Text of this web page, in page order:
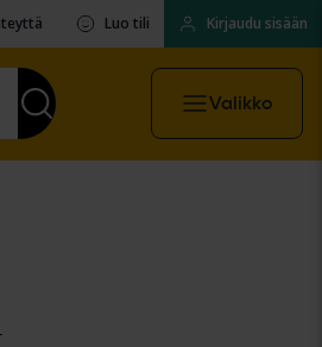
Luo tili Kirjaudu sisään
Valikko